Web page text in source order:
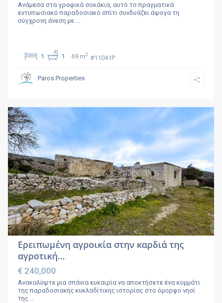
Ανάμεσα στα γραφικά σοκάκια, αυτό το πραγματικά
εντυπωσιακό παραδοσιακό σπίτι συνδυάζει άψογα τη
σύγχρονη άνεση με
1 1 69 m2 #11041P
Paros Properties
Ερειπωμένη αγροικία στην καρδιά της
αγροτική...
€ 240,000
Ανακαλύψτε μια σπάνια ευκαιρία να αποκτήσετε ένα κομμάτι
της παραδοσιακής κυκλαδίτικης ιστορίας στο όμορφο νησί
της ...